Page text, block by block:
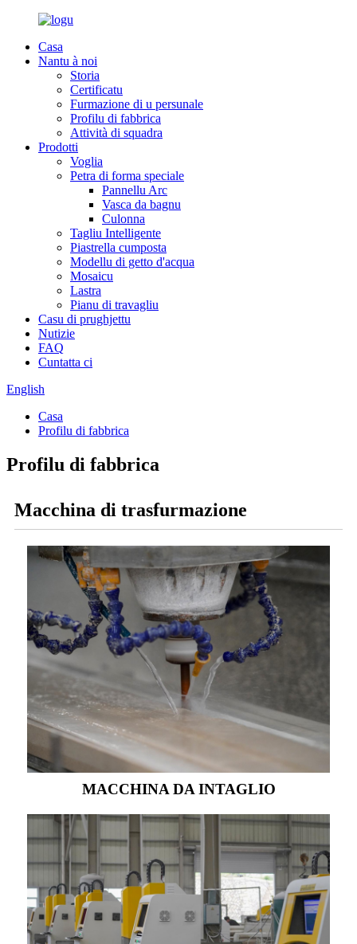
Casa
Nantu à noi
Storia
Certificatu
Furmazione di u persunale
Profilu di fabbrica
Attività di squadra
Prodotti
Voglia
Petra di forma speciale
Pannellu Arc
Vasca da bagnu
Culonna
Tagliu Intelligente
Piastrella cumposta
Modellu di getto d'acqua
Mosaicu
Lastra
Pianu di travagliu
Casu di prughjettu
Nutizie
FAQ
Cuntatta ci
English
Casa
Profilu di fabbrica
Profilu di fabbrica
Macchina di trasfurmazione
MACCHINA DA INTAGLIO